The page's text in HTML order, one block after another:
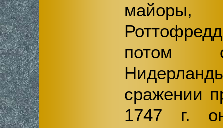
майоры,
потом
сражении
1747 г.